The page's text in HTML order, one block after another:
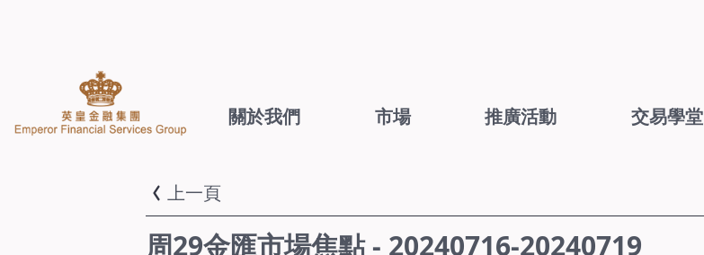
關於我們 市場 推廣活動 交易學堂
上一頁
周29金匯市場焦點 - 20240716-20240719